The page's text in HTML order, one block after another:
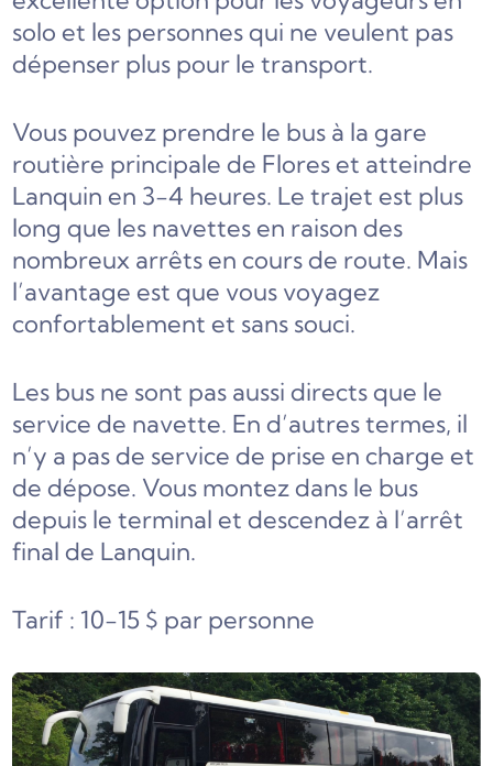
solo et les personnes qui ne veulent pas
dépenser plus pour le transport.
Vous pouvez prendre le bus à la gare
routière principale de Flores et atteindre
Lanquin en 3-4 heures. Le trajet est plus
long que les navettes en raison des
nombreux arrêts en cours de route. Mais
l’avantage est que vous voyagez
confortablement et sans souci.
Les bus ne sont pas aussi directs que le
service de navette. En d’autres termes, il
n’y a pas de service de prise en charge et
de dépose. Vous montez dans le bus
depuis le terminal et descendez à l’arrêt
final de Lanquin.
Tarif : 10-15 $ par personne